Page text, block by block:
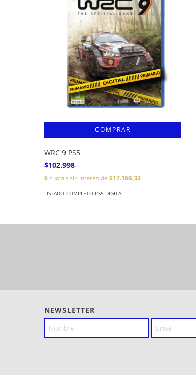
WRC 9 PS5
$102.998
6cuotas sin interés de $17.166,33
LISTADO COMPLETO PS5 DIGITAL
NEWSLETTER